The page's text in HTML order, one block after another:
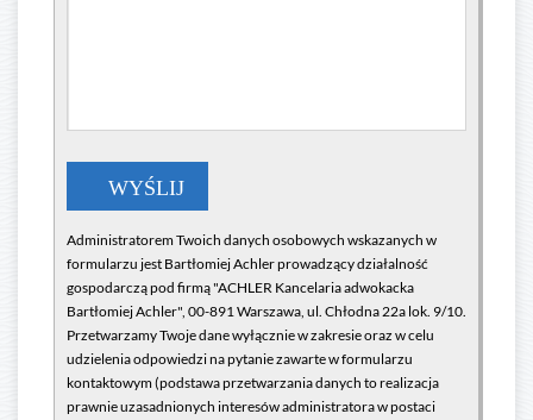
Administratorem Twoich danych osobowych wskazanych w
formularzu jest Bartłomiej Achler prowadzący działalność
gospodarczą pod firmą "ACHLER Kancelaria adwokacka
Bartłomiej Achler", 00-891 Warszawa, ul. Chłodna 22a lok. 9/10.
Przetwarzamy Twoje dane wyłącznie w zakresie oraz w celu
udzielenia odpowiedzi na pytanie zawarte w formularzu
kontaktowym (podstawa przetwarzania danych to realizacja
prawnie uzasadnionych interesów administratora w postaci